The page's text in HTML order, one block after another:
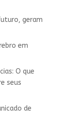
geram
em
O que
seus
de